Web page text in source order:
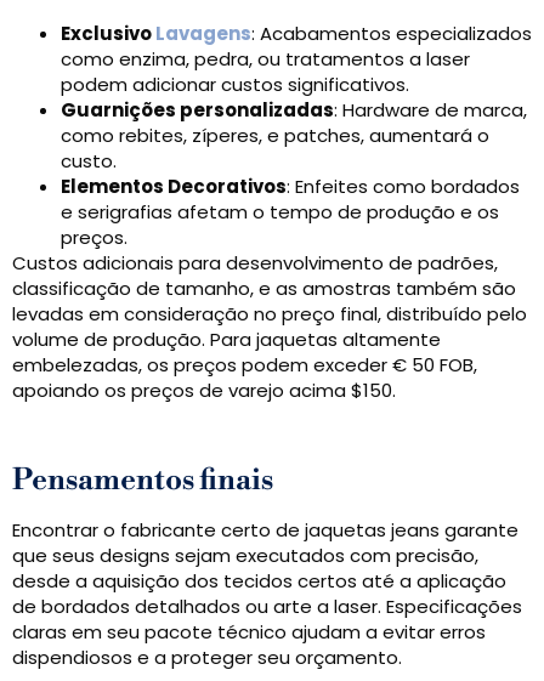
ExclusivoLavagens: Acabamentos especializados
como enzima, pedra, ou tratamentos a laser
podem adicionar custos significativos.
Guarnições personalizadas: Hardware de marca,
como rebites, zíperes, e patches, aumentará o
custo.
Elementos Decorativos: Enfeites como bordados
e serigrafias afetam o tempo de produção e os
preços.
Custos adicionais para desenvolvimento de padrões,
classificação de tamanho, e as amostras também são
levadas em consideração no preço final, distribuído pelo
volume de produção. Para jaquetas altamente
embelezadas, os preços podem exceder € 50 FOB,
apoiando os preços de varejo acima $150.
Pensamentos finais
Encontrar o fabricante certo de jaquetas jeans garante
que seus designs sejam executados com precisão,
desde a aquisição dos tecidos certos até a aplicação
de bordados detalhados ou arte a laser. Especificações
claras em seu pacote técnico ajudam a evitar erros
dispendiosos e a proteger seu orçamento.